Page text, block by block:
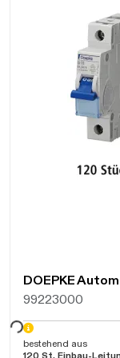
DOEPKE
99223000
bestehend aus
120 St. Einbau-